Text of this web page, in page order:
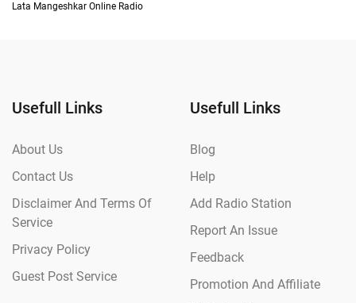
Lata Mangeshkar Online Radio
Usefull Links
About Us
Contact Us
Disclaimer And Terms Of
Service
Privacy Policy
Guest Post Service
Usefull Links
Blog
Help
Add Radio Station
Report An Issue
Feedback
Promotion And Affiliate